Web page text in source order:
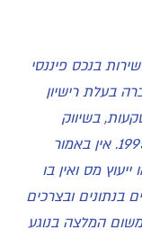
מספר 57505 למתן שירות בנכס פיננסי
בעלת רישיון
בשיווק
השקעות ובניהול תיקי השקעות, תשנ"ה-1995. אין באמור
מס ואין בו
בנתונים ובצרכים
המלצה בנוגע